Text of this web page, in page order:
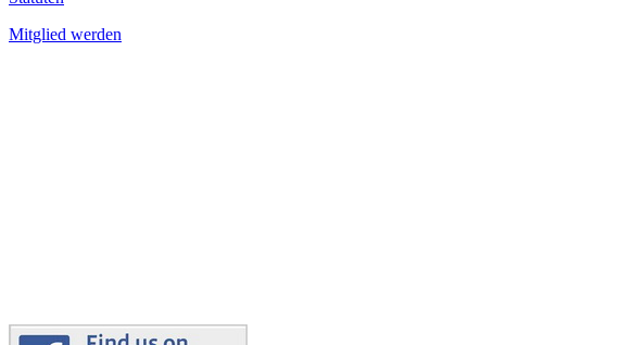
Mitglied werden